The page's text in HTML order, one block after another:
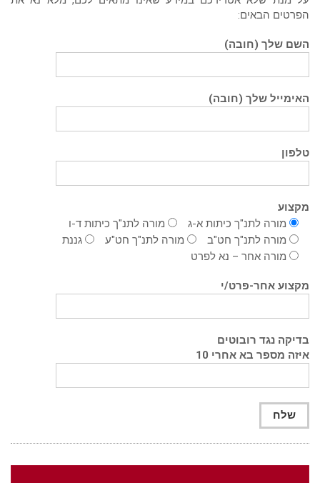
הפרטים הבאים:
השם שלך (חובה)
האימייל שלך (חובה)
טלפון
מקצוע
מורה לתנ"ך כיתות א-ג
מורה לתנ"ך כיתות ד-ו
מורה לתנ"ך חט"ב
מורה לתנ"ך חט"ע
גננת
מורה אחר – נא לפרט
מקצוע אחר-פרט/י
בדיקה נגד רובוטים
איזה מספר בא אחרי 10